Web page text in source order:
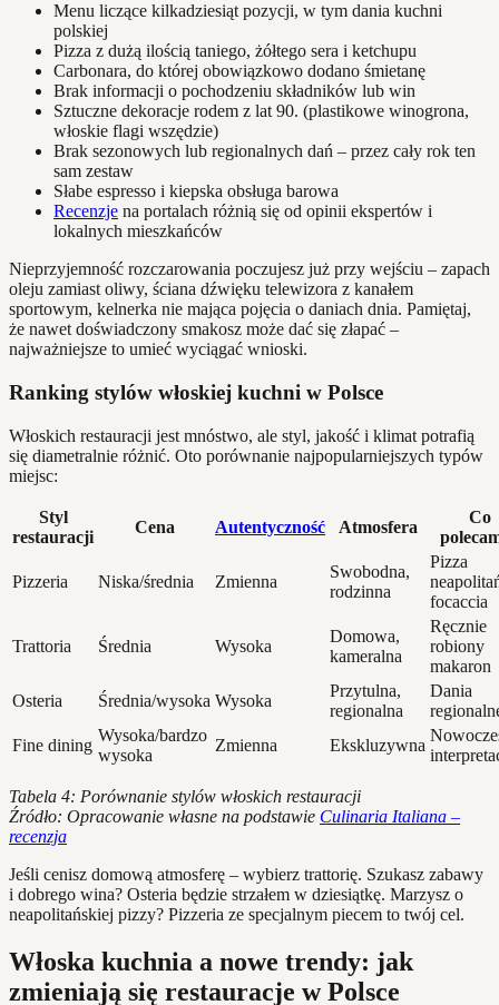
Menu liczące kilkadziesiąt pozycji, w tym dania kuchni
polskiej
Pizza z dużą ilością taniego, żółtego sera i ketchupu
Carbonara, do której obowiązkowo dodano śmietanę
Brak informacji o pochodzeniu składników lub win
Sztuczne dekoracje rodem z lat 90. (plastikowe winogrona,
włoskie flagi wszędzie)
Brak sezonowych lub regionalnych dań – przez cały rok ten
sam zestaw
Słabe espresso i kiepska obsługa barowa
Recenzje na portalach różnią się od opinii ekspertów i
lokalnych mieszkańców
Nieprzyjemność rozczarowania poczujesz już przy wejściu – zapach
oleju zamiast oliwy, ściana dźwięku telewizora z kanałem
sportowym, kelnerka nie mająca pojęcia o daniach dnia. Pamiętaj,
że nawet doświadczony smakosz może dać się złapać –
najważniejsze to umieć wyciągać wnioski.
Ranking stylów włoskiej kuchni w Polsce
Włoskich restauracji jest mnóstwo, ale styl, jakość i klimat potrafią
się diametralnie różnić. Oto porównanie najpopularniejszych typów
miejsc:
Styl
restauracji
Cena Autentyczność Atmosfera
Co
Pizzeria Niska/średnia Zmienna
Swobodna,
rodzinna
Pizza
focaccia
Trattoria Średnia Wysoka
Domowa,
kameralna
Ręcznie
robiony
makaron
Osteria
Średnia/wysoka Wysoka
Przytulna,
regionalna
Dania
Fine dining
Wysoka/bardzo
wysoka
Zmienna Ekskluzywna
Tabela 4: Porównanie stylów włoskich restauracji
Źródło: Opracowanie własne na podstawie Culinaria Italiana –
recenzja
Jeśli cenisz domową atmosferę – wybierz trattorię. Szukasz zabawy
i dobrego wina? Osteria będzie strzałem w dziesiątkę. Marzysz o
neapolitańskiej pizzy? Pizzeria ze specjalnym piecem to twój cel.
Włoska kuchnia a nowe trendy: jak
zmieniają się restauracje w Polsce